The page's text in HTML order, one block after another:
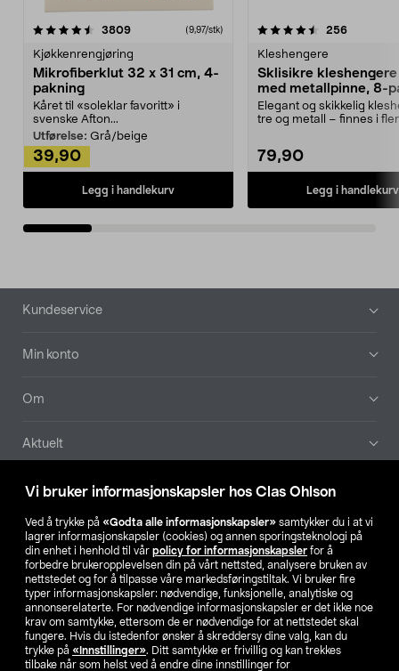
Vi bruker informasjonskapsler hos Clas Ohlson
Ved å trykke på «Godta alle informasjonskapsler» samtykker du i at vi
lagrer informasjonskapsler (cookies) og annen sporingsteknologi på
din enhet i henhold til vår policy for informasjonskapsler for å
forbedre brukeropplevelsen din på vårt nettsted, analysere bruken av
nettstedet og for å tilpasse våre markedsføringstiltak. Vi bruker fire
typer informasjonskapsler: nødvendige, funksjonelle, analytiske og
annonserelaterte. For nødvendige informasjonskapsler er det ikke noe
krav om samtykke, ettersom de er nødvendige for at nettstedet skal
fungere. Hvis du istedenfor ønsker å skreddersy dine valg, kan du
trykke på «Innstillinger». Ditt samtykke er frivillig og kan trekkes
tilbake når som helst ved å endre dine innstillinger for
3809anmeldelser(9,97/stk)
Kjøkkenrengjøring
Mikrofiberklut 32 x 31 cm, 4-
pakning
Kåret til «soleklar favoritt» i
svenske Afton...
Utførelse: Grå/beige
39,90
Legg i handlekurv
4.5av 5 stjerner 256
Kleshengere
Sklisikre
med metallpinne, 8-
Elegant og skikkelig
tre og metall – finnes i
79,90
Legg i handlekurv
4.5av 5 stjerner
Bunntekst
Kundeservice
Min konto
Om
Aktuelt
Våre selskaper
Finn din butikk
SE NO FI